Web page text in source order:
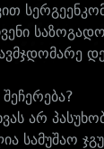
არ
სამუშაო